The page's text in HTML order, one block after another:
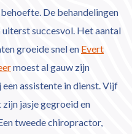
behoefte. De behandelingen
uiterst succesvol. Het aantal
groeide snel en Evert
moest al gauw zijn
assistente in dienst. Vijf
jasje gegroeid en
tweede chiropractor,